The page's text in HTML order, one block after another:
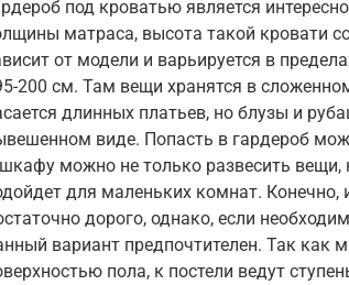
под кроватью является
матраса, высота такой кровати
от модели и варьируется в
200 см. Там вещи хранятся в
длинных платьев, но блузы и
виде. Попасть в гардероб
можно не только развесить вещи,
для маленьких комнат. Конечно,
дорого, однако, если
вариант предпочтителен. Так как
пола, к постели ведут